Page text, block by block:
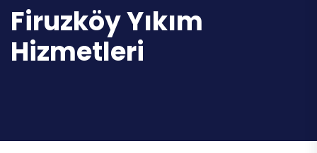
Firuzköy Yıkım
Hizmetleri